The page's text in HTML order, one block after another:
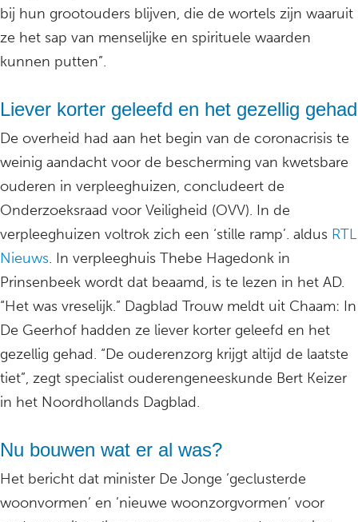
bij hun grootouders blijven, die de wortels zijn waaruit
ze het sap van menselijke en spirituele waarden
kunnen putten”.
Liever korter geleefd en het gezellig gehad
De overheid had aan het begin van de coronacrisis te
weinig aandacht voor de bescherming van kwetsbare
ouderen in verpleeghuizen, concludeert de
Onderzoeksraad voor Veiligheid (OVV). In de
verpleeghuizen voltrok zich een ‘stille ramp’. aldus RTL
Nieuws. In verpleeghuis Thebe Hagedonk in
Prinsenbeek wordt dat beaamd, is te lezen in het AD.
“Het was vreselijk.” Dagblad Trouw meldt uit Chaam: In
De Geerhof hadden ze liever korter geleefd en het
gezellig gehad. “De ouderenzorg krijgt altijd de laatste
tiet”, zegt specialist ouderengeneeskunde Bert Keizer
in het Noordhollands Dagblad.
Nu bouwen wat er al was?
Het bericht dat minister De Jonge ’geclusterde
woonvormen’ en ’nieuwe woonzorgvormen’ voor